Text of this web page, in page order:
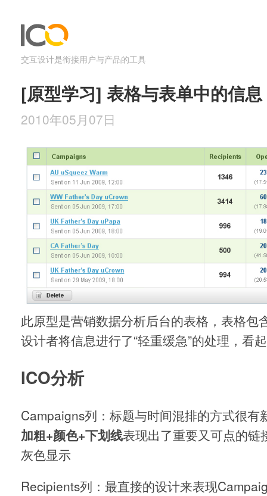
交互设计是衔接用户与产品的工具
[原型学习] 表格与表单中的信息
2010年05月07日
此原型是营销数据分析后台的表格，表格包
设计者将信息进行了“轻重缓急”的处理，看
ICO分析
Campaigns列：标题与时间混排的方式很有
加粗+颜色+下划线表现出了重要又可点的链
灰色显示
Recipients列：最直接的设计来表现